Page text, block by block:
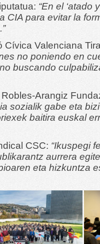
“En el ‘atado
CIA para evitar la
Cívica Valenciana
no poniendo en
buscando
Arangiz
sozialik gabe eta
baitira euskal
CSC: “Ikuspegi
aurrera
eta hizkuntza